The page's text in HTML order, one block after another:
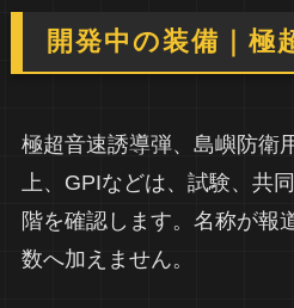
開発中の装備｜極
極超音速誘導弾、島嶼防衛
上、GPIなどは、試験、共
階を確認します。名称が報
数へ加えません。